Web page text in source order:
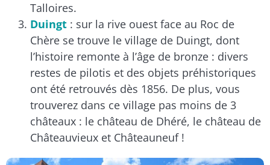
Talloires.
Duingt : sur la rive ouest face au Roc de
Chère se trouve le village de Duingt, dont
l’histoire remonte à l’âge de bronze : divers
restes de pilotis et des objets préhistoriques
ont été retrouvés dès 1856. De plus, vous
trouverez dans ce village pas moins de 3
châteaux : le château de Dhéré, le château de
Châteauvieux et Châteauneuf !